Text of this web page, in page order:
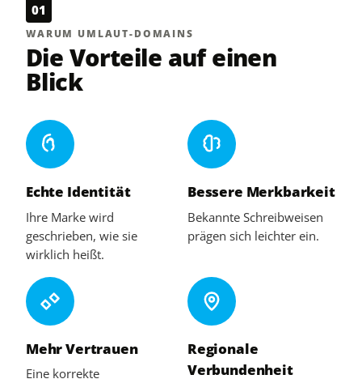
01
WARUM UMLAUT-DOMAINS
Die Vorteile auf einen
Blick
Echte Identität
Ihre Marke wird
geschrieben, wie sie
wirklich heißt.
Bessere Merkbarkeit
Bekannte Schreibweisen
prägen sich leichter ein.
Mehr Vertrauen
Eine korrekte
Regionale
Verbundenheit